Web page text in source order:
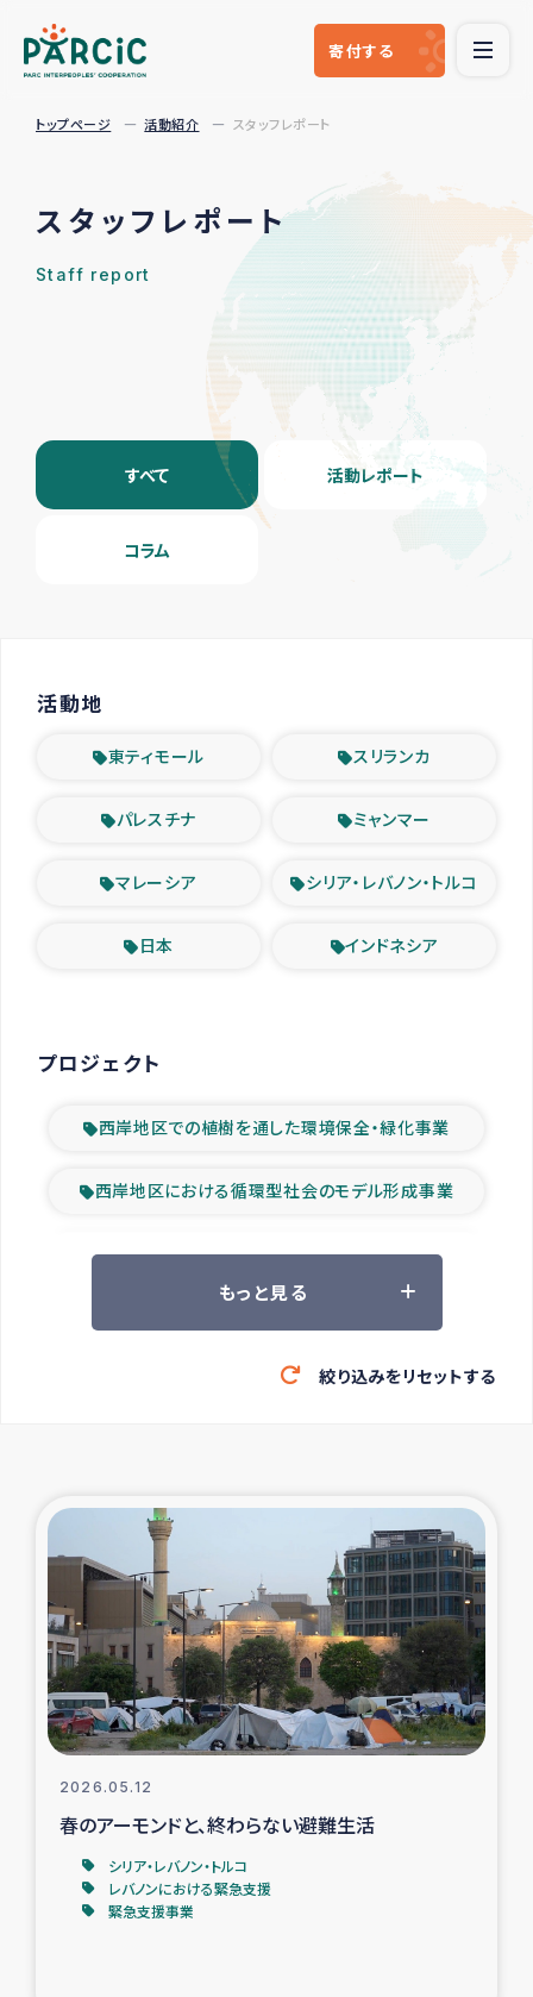
寄付する
トップページ 活動紹介 スタッフレポート
スタッフレポート
Staff report
すべて 活動レポート
コラム
活動地
東ティモール スリランカ
パレスチナ ミャンマー
マレーシア シリア・レバノン・トルコ
日本 インドネシア
プロジェクト
西岸地区での植樹を通した環境保全・緑化事業
西岸地区における循環型社会のモデル形成事業
ツアー参加者の声
緊急救援の時代
東ティモール豪雨緊急支援
大雨による洪水被災者支援
カカオ生産者支援事業
シリア国内避難民・帰還民の生活再建支援
トルコにおけるシリア難民支援事業
インドネシア中部 スラウェシの地震・津波被災者支援
スリランカ ムライティブ県帰還民の生活再建支援
もっと見る
絞り込みをリセットする
2026.05.12
春のアーモンドと、終わらない避難生活
シリア・レバノン・トルコ
レバノンにおける緊急支援
緊急支援事業